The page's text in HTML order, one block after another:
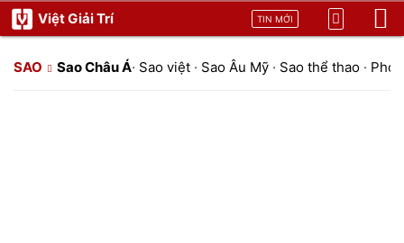
Việt Giải Trí TIN MỚI
SAO Sao Châu Á· Sao việt · Sao Âu Mỹ · Sao thể thao ·